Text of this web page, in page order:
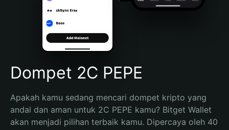
Português (Brasil)
Español (Argentina)
Dompet 2C PEPE
Apakah kamu sedang mencari dompet kripto yang
andal dan aman untuk 2C PEPE kamu? Bitget Wallet
akan menjadi pilihan terbaik kamu. Dipercaya oleh 40